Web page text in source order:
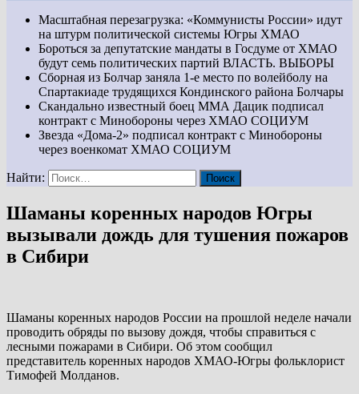
Масштабная перезагрузка: «Коммунисты России» идут
на штурм политической системы Югры ХМАО
Бороться за депутатские мандаты в Госдуме от ХМАО
будут семь политических партий ВЛАСТЬ. ВЫБОРЫ
Сборная из Болчар заняла 1-е место по волейболу на
Спартакиаде трудящихся Кондинского района Болчары
Скандально известный боец ММА Дацик подписал
контракт с Минобороны через ХМАО СОЦИУМ
Звезда «Дома-2» подписал контракт с Минобороны
через военкомат ХМАО СОЦИУМ
Найти:
Шаманы коренных народов Югры
вызывали дождь для тушения пожаров
в Сибири
Шаманы коренных народов России на прошлой неделе начали
проводить обряды по вызову дождя, чтобы справиться с
лесными пожарами в Сибири. Об этом сообщил
представитель коренных народов ХМАО-Югры фольклорист
Тимофей Молданов.